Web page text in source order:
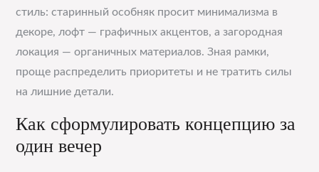
стиль: старинный особняк просит минимализма в
декоре, лофт — графичных акцентов, а загородная
локация — органичных материалов. Зная рамки,
проще распределить приоритеты и не тратить силы
на лишние детали.
Как сформулировать концепцию за
один вечер